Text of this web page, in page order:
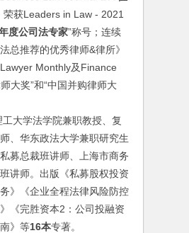
荣获Leaders in Law - 2021
度公司法专家”称号；连续
总推荐的优秀律师&律所》
Monthly及Finance
大奖”和“中国并购律师大
学法学院兼职教授、复
、华东政法大学兼职研究生
募总裁班讲师、上海市商务
讲师。出版《私募股权投资
》《企业全程法律风险防控
《完胜资本2：公司投融资
》等16本专著。